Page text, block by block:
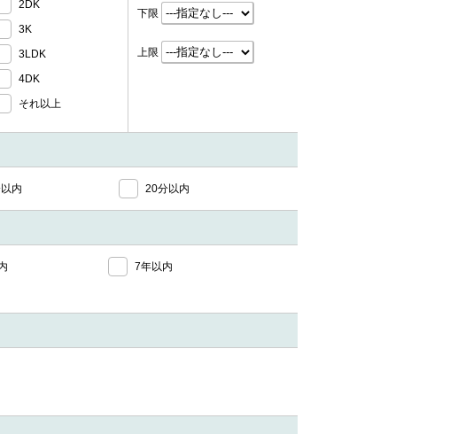
2DK
3K
3LDK
4DK
それ以上
下限
上限
内 20分以内
7年以内